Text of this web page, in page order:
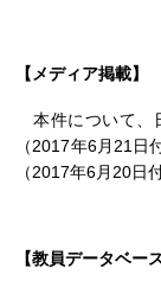
【メディア掲載】
本件について、
（2017年6月21日
（2017年6月20日
【教員データベース